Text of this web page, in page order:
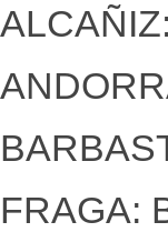
FRAGA: